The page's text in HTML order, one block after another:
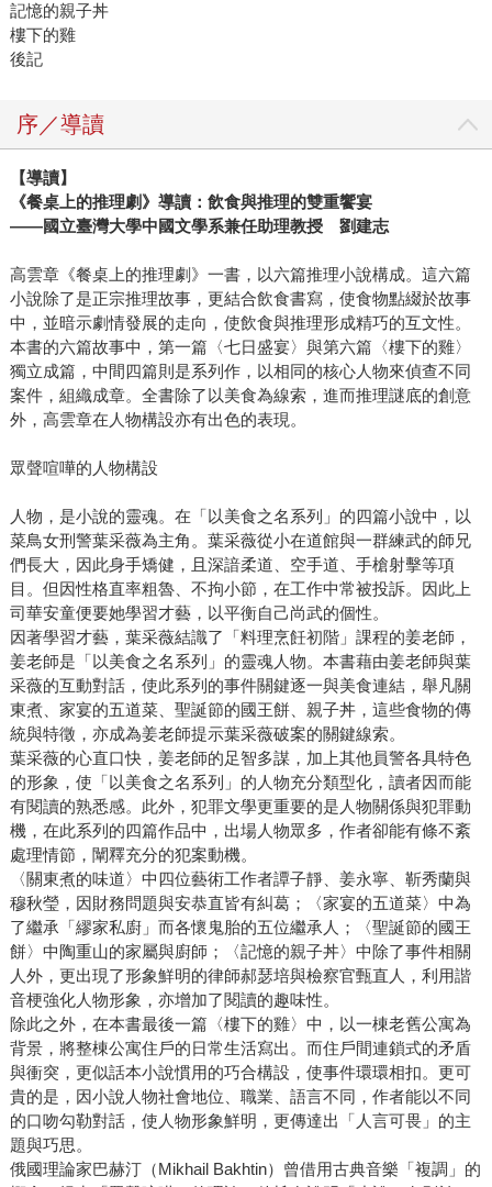
記憶的親子丼
樓下的雞
後記
序／導讀
【導讀】
《餐桌上的推理劇》導讀：飲食與推理的雙重饗宴
——國立臺灣大學中國文學系兼任助理教授 劉建志
高雲章《餐桌上的推理劇》一書，以六篇推理小說構成。這六篇
小說除了是正宗推理故事，更結合飲食書寫，使食物點綴於故事
中，並暗示劇情發展的走向，使飲食與推理形成精巧的互文性。
本書的六篇故事中，第一篇〈七日盛宴〉與第六篇〈樓下的雞〉
獨立成篇，中間四篇則是系列作，以相同的核心人物來偵查不同
案件，組織成章。全書除了以美食為線索，進而推理謎底的創意
外，高雲章在人物構設亦有出色的表現。
眾聲喧嘩的人物構設
人物，是小說的靈魂。在「以美食之名系列」的四篇小說中，以
菜鳥女刑警葉采薇為主角。葉采薇從小在道館與一群練武的師兄
們長大，因此身手矯健，且深諳柔道、空手道、手槍射擊等項
目。但因性格直率粗魯、不拘小節，在工作中常被投訴。因此上
司華安童便要她學習才藝，以平衡自己尚武的個性。
因著學習才藝，葉采薇結識了「料理烹飪初階」課程的姜老師，
姜老師是「以美食之名系列」的靈魂人物。本書藉由姜老師與葉
采薇的互動對話，使此系列的事件關鍵逐一與美食連結，舉凡關
東煮、家宴的五道菜、聖誕節的國王餅、親子丼，這些食物的傳
統與特徵，亦成為姜老師提示葉采薇破案的關鍵線索。
葉采薇的心直口快，姜老師的足智多謀，加上其他員警各具特色
的形象，使「以美食之名系列」的人物充分類型化，讀者因而能
有閱讀的熟悉感。此外，犯罪文學更重要的是人物關係與犯罪動
機，在此系列的四篇作品中，出場人物眾多，作者卻能有條不紊
處理情節，闡釋充分的犯案動機。
〈關東煮的味道〉中四位藝術工作者譚子靜、姜永寧、靳秀蘭與
穆秋瑩，因財務問題與安恭直皆有糾葛；〈家宴的五道菜〉中為
了繼承「繆家私廚」而各懷鬼胎的五位繼承人；〈聖誕節的國王
餅〉中陶重山的家屬與廚師；〈記憶的親子丼〉中除了事件相關
人外，更出現了形象鮮明的律師郝瑟培與檢察官甄直人，利用諧
音梗強化人物形象，亦增加了閱讀的趣味性。
除此之外，在本書最後一篇〈樓下的雞〉中，以一棟老舊公寓為
背景，將整棟公寓住戶的日常生活寫出。而住戶間連鎖式的矛盾
與衝突，更似話本小說慣用的巧合構設，使事件環環相扣。更可
貴的是，因小說人物社會地位、職業、語言不同，作者能以不同
的口吻勾勒對話，使人物形象鮮明，更傳達出「人言可畏」的主
題與巧思。
俄國理論家巴赫汀（Mikhail Bakhtin）曾借用古典音樂「複調」的